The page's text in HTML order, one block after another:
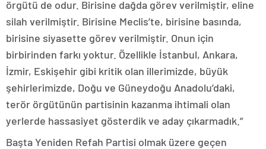
örgütü de odur. Birisine dağda görev verilmiştir, eline
silah verilmiştir. Birisine Meclis’te, birisine basında,
birisine siyasette görev verilmiştir. Onun için
birbirinden farkı yoktur. Özellikle İstanbul, Ankara,
İzmir, Eskişehir gibi kritik olan illerimizde, büyük
şehirlerimizde, Doğu ve Güneydoğu Anadolu’daki,
terör örgütünün partisinin kazanma ihtimali olan
yerlerde hassasiyet gösterdik ve aday çıkarmadık.”
Başta Yeniden Refah Partisi olmak üzere geçen